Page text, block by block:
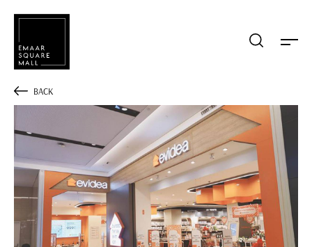
BACK
Mağaza, restaurant, etkinlik arama
POPÜLER ARAMALAR
Alışveriş Lezzet Eğlence
Kampanyalar Etkinlik